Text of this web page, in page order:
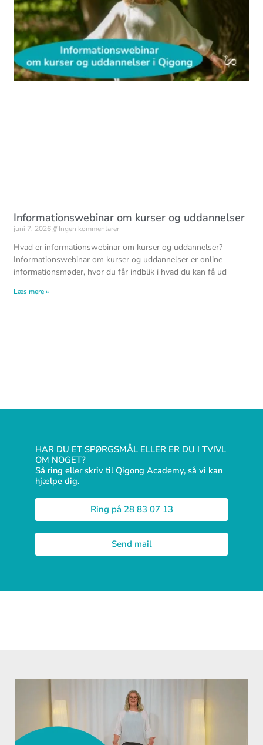
Informationswebinar om kurser og uddannelser
juni 7, 2026 Ingen kommentarer
Hvad er informationswebinar om kurser og uddannelser?
Informationswebinar om kurser og uddannelser er online
informationsmøder, hvor du får indblik i hvad du kan få ud
Læs mere »
HAR DU ET SPØRGSMÅL ELLER ER DU I TVIVL
OM NOGET?
Så ring eller skriv til Qigong Academy, så vi kan
hjælpe dig.
Ring på 28 83 07 13
Send mail